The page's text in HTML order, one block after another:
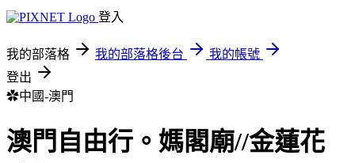
登入
我的部落格 我的部落格後台
我的帳號
登出
✿中國-澳門
澳門自由行。媽閣廟//金蓮花